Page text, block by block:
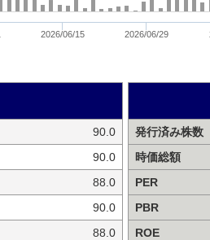
2026/06/15 2026/06/29
90.0
90.0
88.0
90.0
88.0
発行済み株数
時価総額
PER
PBR
ROE